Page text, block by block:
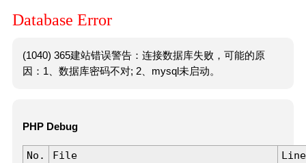
Database Error
(1040) 365建站错误警告：连接数据库失败，可能的原
因：1、数据库密码不对; 2、mysql未启动。
PHP Debug
No. File
Line